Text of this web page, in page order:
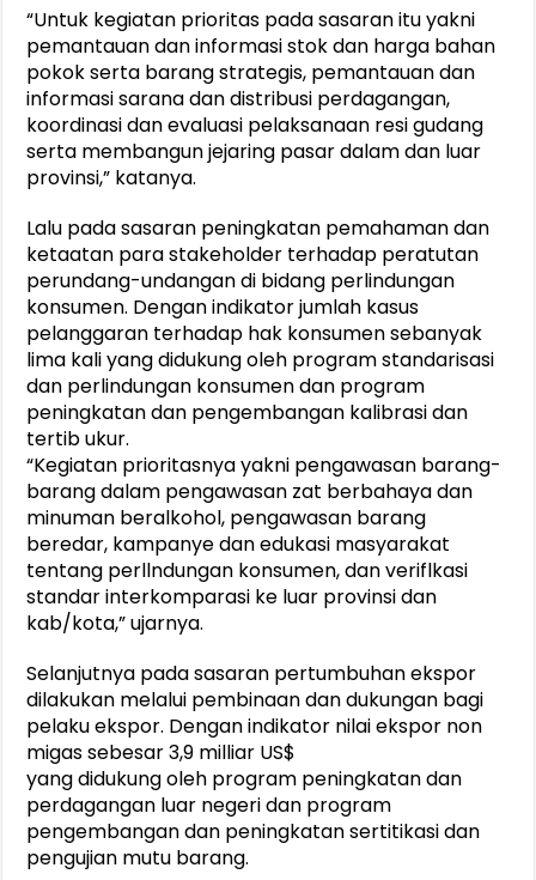
“Untuk kegiatan prioritas pada sasaran itu yakni
pemantauan dan informasi stok dan harga bahan
pokok serta barang strategis, pemantauan dan
informasi sarana dan distribusi perdagangan,
koordinasi dan evaluasi pelaksanaan resi gudang
serta membangun jejaring pasar dalam dan luar
provinsi,” katanya.
Lalu pada sasaran peningkatan pemahaman dan
ketaatan para stakeholder terhadap peratutan
perundang-undangan di bidang perlindungan
konsumen. Dengan indikator jumlah kasus
pelanggaran terhadap hak konsumen sebanyak
lima kali yang didukung oleh program standarisasi
dan perlindungan konsumen dan program
peningkatan dan pengembangan kalibrasi dan
tertib ukur.
“Kegiatan prioritasnya yakni pengawasan barang-
barang dalam pengawasan zat berbahaya dan
minuman beralkohol, pengawasan barang
beredar, kampanye dan edukasi masyarakat
tentang perllndungan konsumen, dan veriflkasi
standar interkomparasi ke luar provinsi dan
kab/kota,” ujarnya.
Selanjutnya pada sasaran pertumbuhan ekspor
dilakukan melalui pembinaan dan dukungan bagi
pelaku ekspor. Dengan indikator nilai ekspor non
migas sebesar 3,9 milliar US$
yang didukung oleh program peningkatan dan
perdagangan luar negeri dan program
pengembangan dan peningkatan sertitikasi dan
pengujian mutu barang.